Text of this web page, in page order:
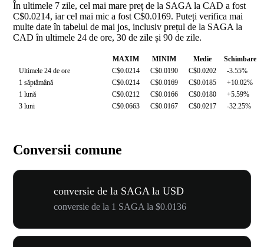
În ultimele 7 zile, cel mai mare preț de la SAGA la CAD a fost
C$0.0214, iar cel mai mic a fost C$0.0169. Puteți verifica mai
multe date în tabelul de mai jos, inclusiv prețul de la SAGA la
CAD în ultimele 24 de ore, 30 de zile și 90 de zile.
MAXIM MINIM Medie
Schimbare
Ultimele 24 de ore
C$0.0214 C$0.0190 C$0.0202
-3.55%
1 săptămână
C$0.0214 C$0.0169 C$0.0185
+10.02%
1 lună
C$0.0212 C$0.0166 C$0.0180
+5.59%
3 luni
C$0.0663 C$0.0167 C$0.0217 -32.25%
Conversii comune
conversie de la SAGA la USD
conversie de la 1 SAGA la $0.0136